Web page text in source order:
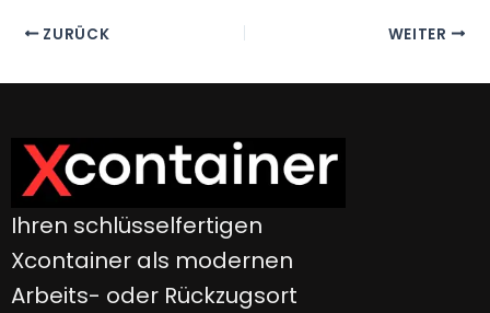
ZURÜCK WEITER
Ihren schlüsselfertigen
Xcontainer als modernen
Arbeits- oder Rückzugsort